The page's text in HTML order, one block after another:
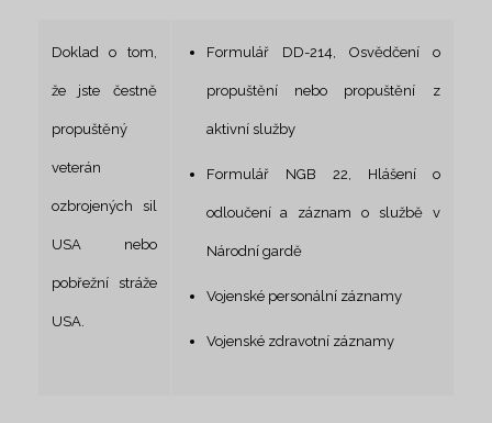
Doklad o tom,
že jste čestně
propuštěný
veterán
ozbrojených sil
USA nebo
pobřežní stráže
USA.
Formulář DD-214, Osvědčení o
propuštění nebo propuštění z
aktivní služby
Formulář NGB 22, Hlášení o
odloučení a záznam o službě v
Národní gardě
Vojenské personální záznamy
Vojenské zdravotní záznamy